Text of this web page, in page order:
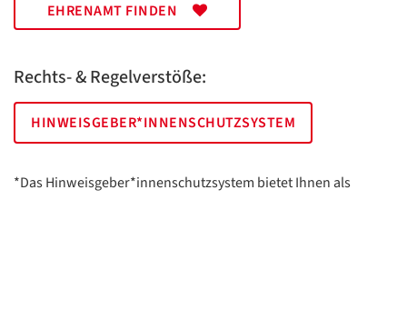
EHRENAMT FINDEN
Rechts- & Regelverstöße:
HINWEISGEBER*INNENSCHUTZSYSTEM
*Das Hinweisgeber*innenschutzsystem bietet Ihnen als